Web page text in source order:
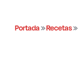
Portada»Recetas»